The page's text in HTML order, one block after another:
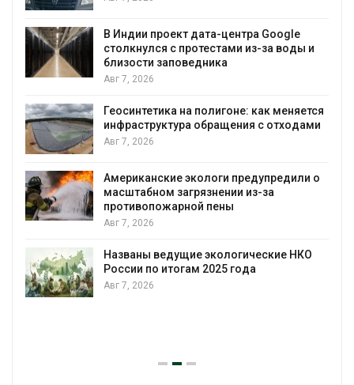
В Индии проект дата-центра Google
столкнулся с протестами из-за воды и
близости заповедника
Авг 7, 2026
Геосинтетика на полигоне: как меняется
инфраструктура обращения с отходами
Авг 7, 2026
Американские экологи предупредили о
масштабном загрязнении из-за
противопожарной пены
Авг 7, 2026
Названы ведущие экологические НКО
России по итогам 2025 года
Авг 7, 2026